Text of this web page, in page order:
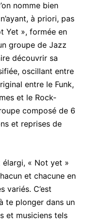
nomme bien
à priori, pas
Yet », formée en
groupe de Jazz
découvrir sa
oscillant entre
entre le Funk,
et le Rock-
composé de 6
et reprises de
élargi, « Not yet »
et chacune en
variés. C’est
te plonger dans un
et musiciens tels